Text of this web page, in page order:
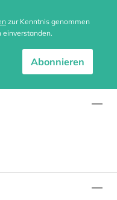
zur Kenntnis genommen
einverstanden.
Abonnieren